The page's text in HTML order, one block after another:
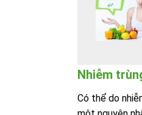
Nhiễm
Có thể do